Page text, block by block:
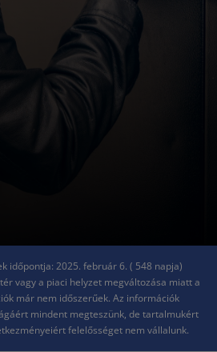
időpontja: 2025. február 6. ( 548 napja)
vagy a piaci helyzet megváltozása miatt a
már nem időszerűek. Az információk
mindent megteszünk, de tartalmukért
felelősséget nem vállalunk.